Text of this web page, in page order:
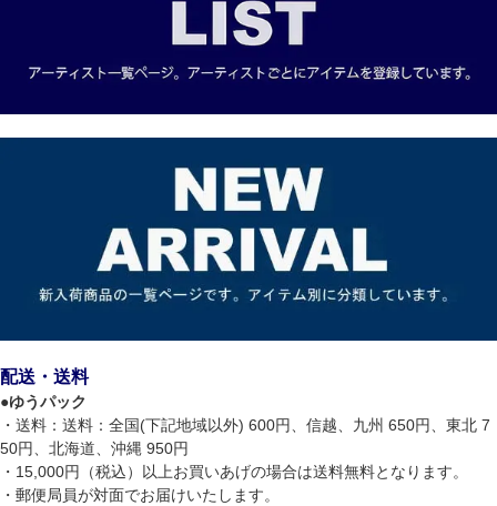
配送・送料
●ゆうパック
・送料：送料：全国(下記地域以外) 600円、信越、九州 650円、東北 7
50円、北海道、沖縄 950円
・15,000円（税込）以上お買いあげの場合は送料無料となります。
・郵便局員が対面でお届けいたします。